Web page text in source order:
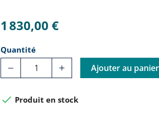
1 830,00 €
Quantité
Ajouter au panier
 Produit en stock